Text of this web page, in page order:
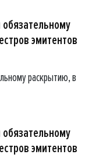
эмитентов
раскрытию, в
эмитентов